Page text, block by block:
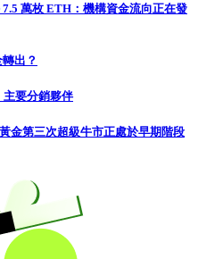
萬枚 ETH：機構資金流向正在發
出？
主要分銷夥伴
金第三次超級牛市正處於早期階段